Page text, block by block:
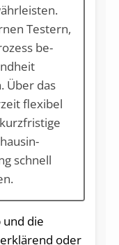
Testern,
be­
Über das
flexibel
schnell
und die
oder